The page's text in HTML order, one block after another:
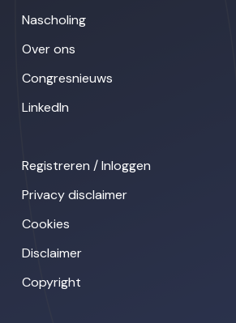
Nascholing
Over ons
Congresnieuws
LinkedIn
Registreren / Inloggen
Privacy disclaimer
Cookies
Disclaimer
Copyright